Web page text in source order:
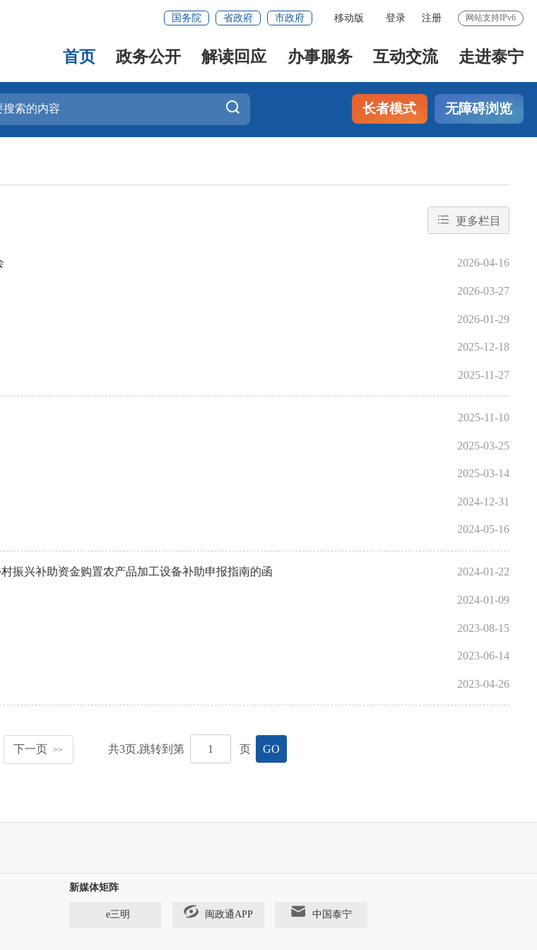
国务院 省政府 市政府 移动版 登录 注册 网站支持IPv6
首页 政务公开 解读回应 办事服务 互动交流 走进泰宁
长者模式 无障碍浏览
更多栏目
2026-04-16
2026-03-27
2026-01-29
2025-12-18
2025-11-27
2025-11-10
2025-03-25
2025-03-14
2024-12-31
2024-05-16
振兴补助资金购置农产品加工设备补助申报指南的函 2024-01-22
2024-01-09
2023-08-15
2023-06-14
2023-04-26
下一页 >> 共3页,跳转到第 页 GO
新媒体矩阵
e三明 闽政通APP 中国泰宁